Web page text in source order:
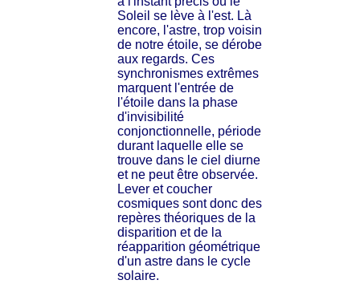
Soleil se lève à l'est. Là
encore, l'astre, trop voisin
de notre étoile, se dérobe
aux regards. Ces
synchronismes extrêmes
marquent l'entrée de
l'étoile dans la phase
d'invisibilité
conjonctionnelle, période
durant laquelle elle se
trouve dans le ciel diurne
et ne peut être observée.
Lever et coucher
cosmiques sont donc des
repères théoriques de la
disparition et de la
réapparition géométrique
d'un astre dans le cycle
solaire.